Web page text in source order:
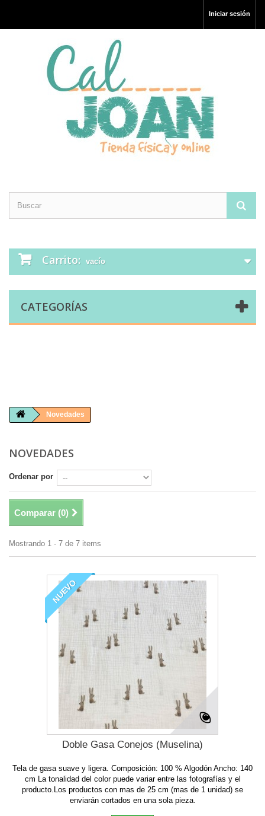
Iniciar sesión
Carrito: vacío
CATEGORÍAS
Novedades
NOVEDADES
Ordenar por
Comparar (0)
Mostrando 1 - 7 de 7 items
NUEVO
Doble Gasa Conejos (Muselina)
Tela de gasa suave y ligera. Composición: 100 % Algodón Ancho: 140
cm La tonalidad del color puede variar entre las fotografías y el
producto.Los productos con mas de 25 cm (mas de 1 unidad) se
enviarán cortados en una sola pieza.